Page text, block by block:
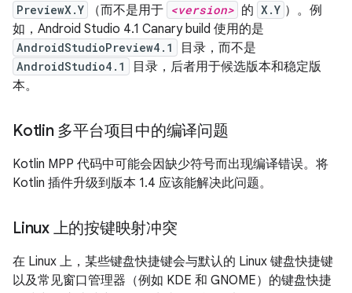
PreviewX.Y （而不是用于 <version> 的 X.Y ）。例
如，Android Studio 4.1 Canary build 使用的是
AndroidStudioPreview4.1 目录，而不是
AndroidStudio4.1
目录，后者用于候选版本和稳定版
本。
Kotlin 多平台项目中的编译问题
Kotlin MPP 代码中可能会因缺少符号而出现编译错误。将
Kotlin 插件升级到版本 1.4 应该能解决此问题。
Linux 上的按键映射冲突
在 Linux 上，某些键盘快捷键会与默认的 Linux 键盘快捷键
以及常见窗口管理器（例如 KDE 和 GNOME）的键盘快捷